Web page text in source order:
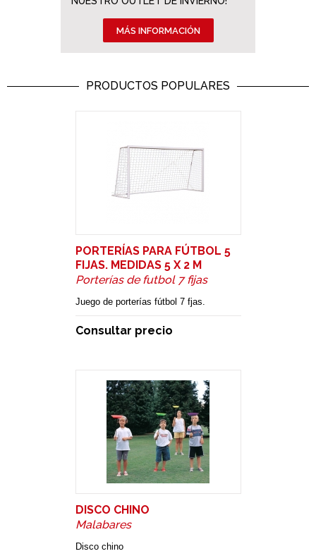
MÁS INFORMACIÓN
PRODUCTOS POPULARES
PORTERÍAS PARA FÚTBOL 5
FIJAS. MEDIDAS 5 X 2 M
Porterías de futbol 7 fijas
Juego de porterías fútbol 7 fjas.
Consultar precio
DISCO CHINO
Malabares
Disco chino